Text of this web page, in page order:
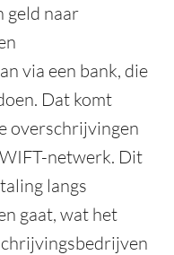
geld naar
via een bank, die
Dat komt
overschrijvingen
netwerk. Dit
langs
gaat, wat het